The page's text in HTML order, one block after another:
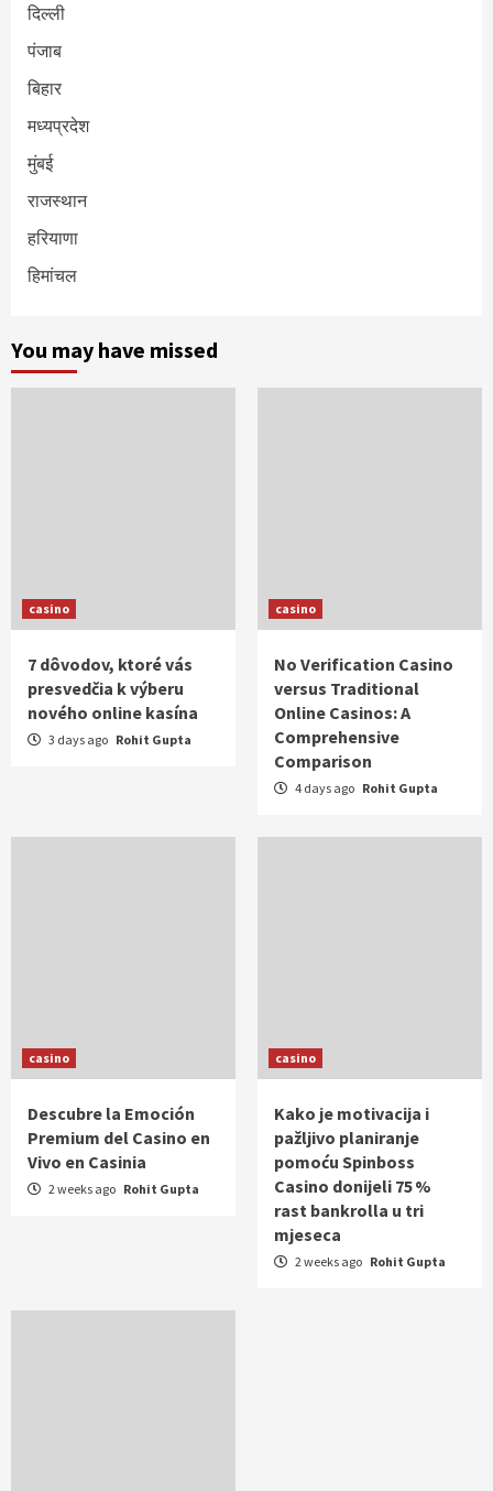
दिल्ली
पंजाब
बिहार
मध्यप्रदेश
मुंबई
राजस्थान
हरियाणा
हिमांचल
You may have missed
casino
7 dôvodov, ktoré vás
presvedčia k výberu
nového online kasína
3 days ago Rohit Gupta
casino
No Verification Casino
versus Traditional
Online Casinos: A
Comprehensive
Comparison
4 days ago Rohit Gupta
casino
Descubre la Emoción
Premium del Casino en
Vivo en Casinia
2 weeks ago Rohit Gupta
casino
Kako je motivacija i
pažljivo planiranje
pomoću Spinboss
Casino donijeli 75 %
rast bankrolla u tri
mjeseca
2 weeks ago Rohit Gupta